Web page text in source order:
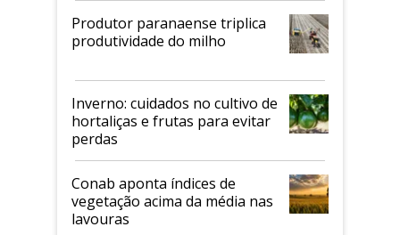
Produtor paranaense triplica
produtividade do milho
Inverno: cuidados no cultivo de
hortaliças e frutas para evitar
perdas
Conab aponta índices de
vegetação acima da média nas
lavouras